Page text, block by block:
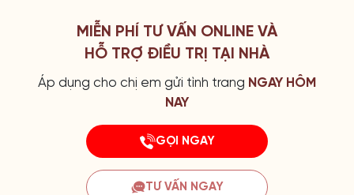
MIỄN PHÍ TƯ VẤN ONLINE VÀ
HỖ TRỢ ĐIỀU TRỊ TẠI NHÀ
Áp dụng cho chị em gửi tình trang NGAY HÔM
NAY
GỌI NGAY
TƯ VẤN NGAY